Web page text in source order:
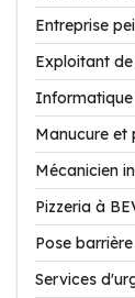
Entreprise
Exploitant
Informatique
Manucure et
Mécanicien
Pizzeria à
Pose
Services